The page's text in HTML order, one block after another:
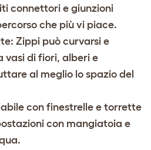
connettori e giunzioni
che più vi piace.
Zippi può curvarsi e
vasi di fiori, alberi e
al meglio lo spazio del
con finestrelle e torrette
con mangiatoia e